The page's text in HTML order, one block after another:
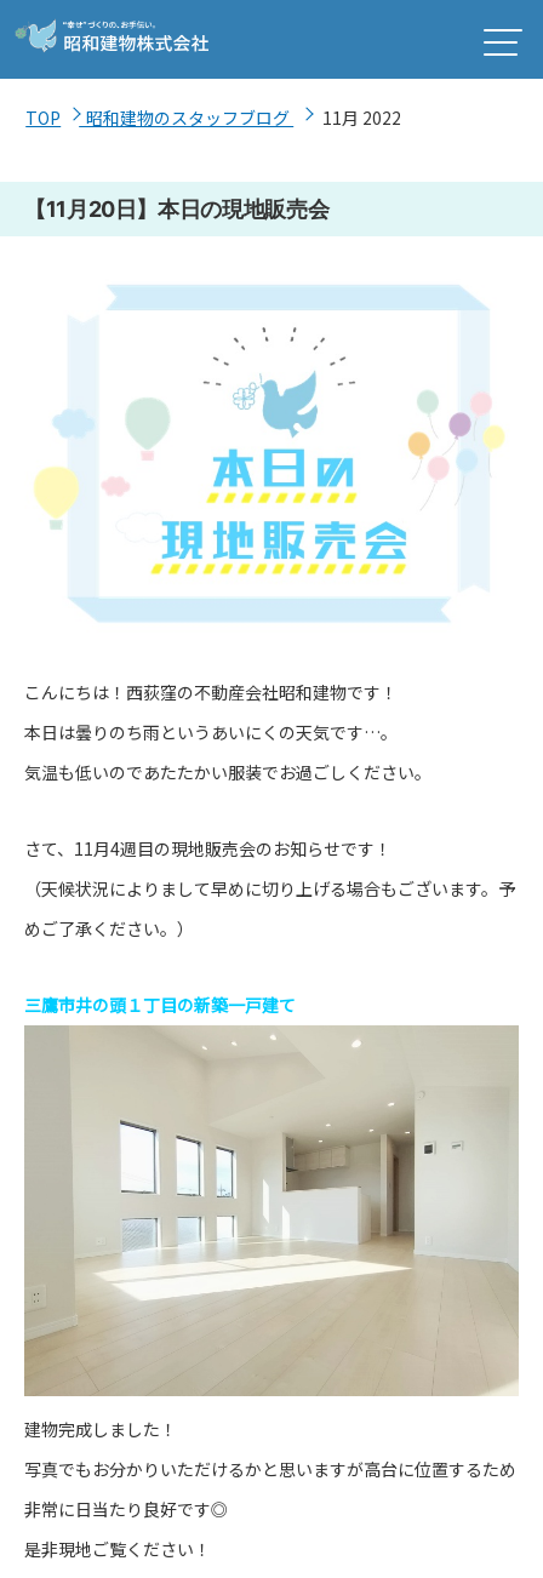
TOP 昭和建物のスタッフブログ 11月 2022
【11月20日】本日の現地販売会
こんにちは！西荻窪の不動産会社昭和建物です！
本日は曇りのち雨というあいにくの天気です…。
気温も低いのであたたかい服装でお過ごしください。
さて、11月4週目の現地販売会のお知らせです！
（天候状況によりまして早めに切り上げる場合もございます。予
めご了承ください。）
三鷹市井の頭１丁目の新築一戸建て
建物完成しました！
写真でもお分かりいただけるかと思いますが高台に位置するため
非常に日当たり良好です◎
是非現地ご覧ください！